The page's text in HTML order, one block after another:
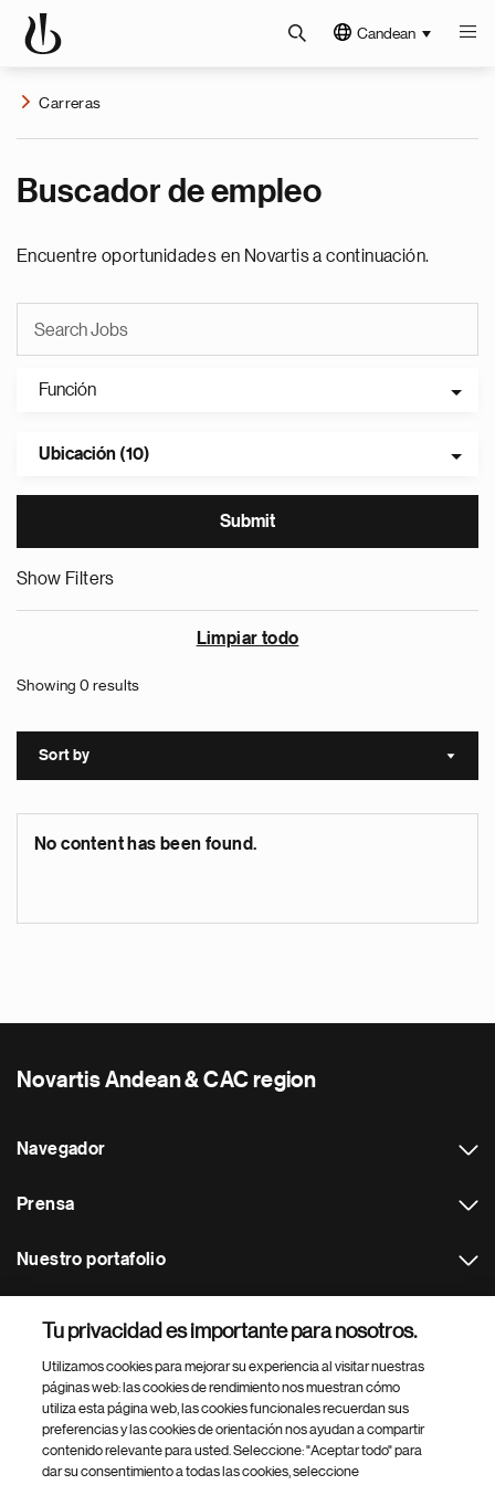
Candean
Carreras
Buscador de empleo
Encuentre oportunidades en Novartis a continuación.
Función
Ubicación (10)
Show Filters
Limpiar todo
Showing 0 results
Sort by Sort
No content has been found.
Novartis Andean & CAC region
Navegador
Prensa
Nuestro portafolio
Footer Site Search
Tu privacidad es importante para nosotros.
Utilizamos cookies para mejorar su experiencia al visitar nuestras
páginas web: las cookies de rendimiento nos muestran cómo
utiliza esta página web, las cookies funcionales recuerdan sus
preferencias y las cookies de orientación nos ayudan a compartir
contenido relevante para usted. Seleccione: "Aceptar todo" para
dar su consentimiento a todas las cookies, seleccione